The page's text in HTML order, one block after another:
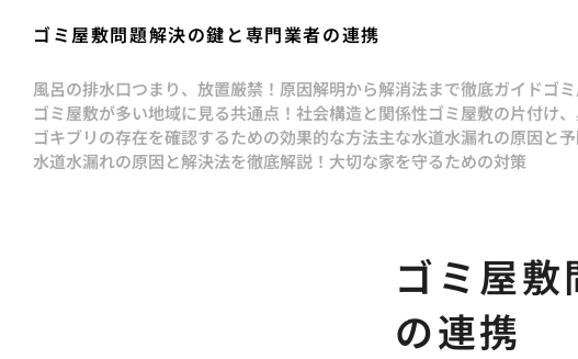
ゴミ屋敷問題解決の鍵と専門業者の連携
風呂の排水口つまり、放置厳禁！原因解明から解消法まで徹底ガイドゴ
ゴミ屋敷が多い地域に見る共通点！社会構造と関係性ゴミ屋敷の片付け
ゴキブリの存在を確認するための効果的な方法主な水道水漏れの原因と
水道水漏れの原因と解決法を徹底解説！大切な家を守るための対策
ゴミ屋
の連携